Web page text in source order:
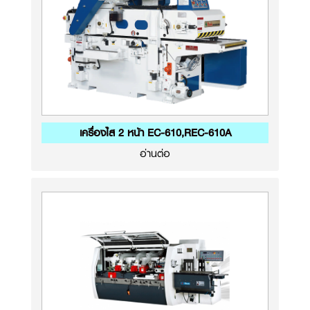
เครื่องไส 2 หน้า EC-610,REC-610A
อ่านต่อ